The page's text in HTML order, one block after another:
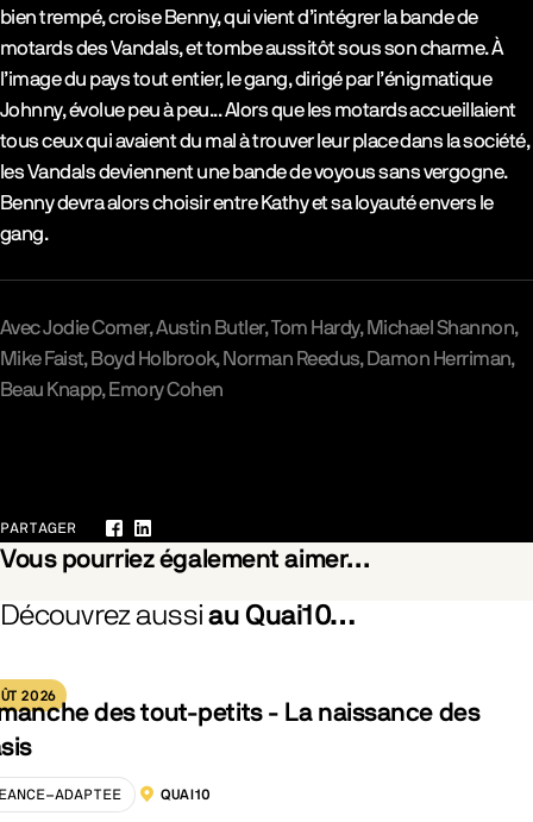
bien trempé, croise Benny, qui vient d’intégrer la bande de
motards des Vandals, et tombe aussitôt sous son charme. À
l’image du pays tout entier, le gang, dirigé par l’énigmatique
Johnny, évolue peu à peu... Alors que les motards accueillaient
tous ceux qui avaient du mal à trouver leur place dans la société,
les Vandals deviennent une bande de voyous sans vergogne.
Benny devra alors choisir entre Kathy et sa loyauté envers le
gang.
AvecJodie Comer Austin Butler Tom Hardy Michael Shannon
Mike Faist Boyd Holbrook Norman Reedus Damon Herriman
Beau Knapp Emory Cohen
PARTAGER
Facebook
LinkedIn
Vous pourriez également aimer…
Branches Drops the Withered Blossom
Pride
Découvrez aussiau Quai10…
2026
des tout-petits - La naissance des
ADAPTEE LOCALISATION :
QUAI10